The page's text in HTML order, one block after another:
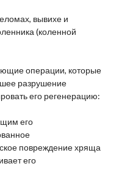
вывихе и
(коленной
операции, которые
разрушение
его регенерацию:
его
повреждение хряща
его